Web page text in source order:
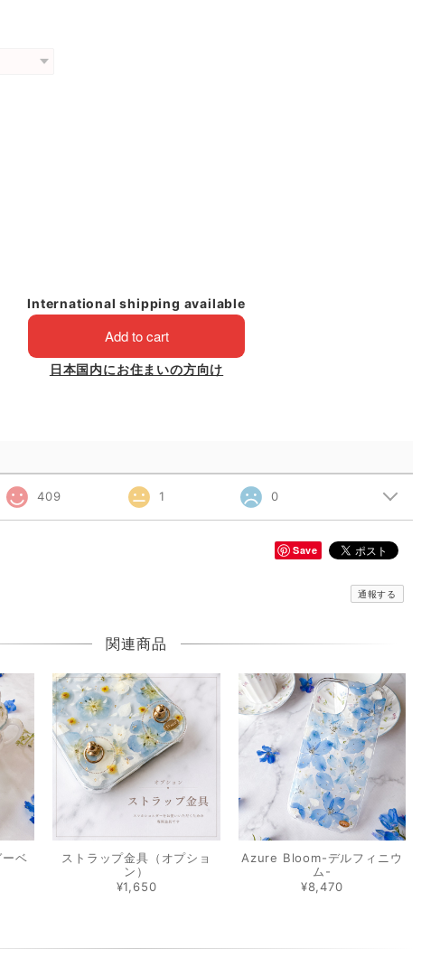
International shipping available
Add to cart
日本国内にお住まいの方向け
409 1 0
Save
通報する
関連商品
ベ
ストラップ金具（オプショ
ン）
¥1,650
Azure Bloom-デルフィニウ
ム-
¥8,470